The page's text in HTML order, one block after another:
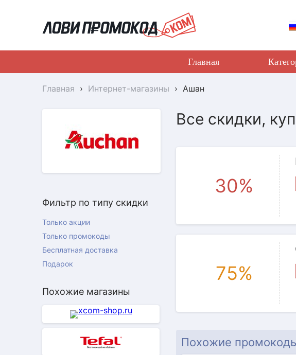
Главная
Главная › Интернет-магазины › Ашан
Все скидки,
Фильтр по типу скидки
Только акции
Только промокоды
Бесплатная доставка
Подарок
Похожие магазины
ПРОМОКОД
30%
АКЦИЯ
75%
Похожие
АКЦИЯ